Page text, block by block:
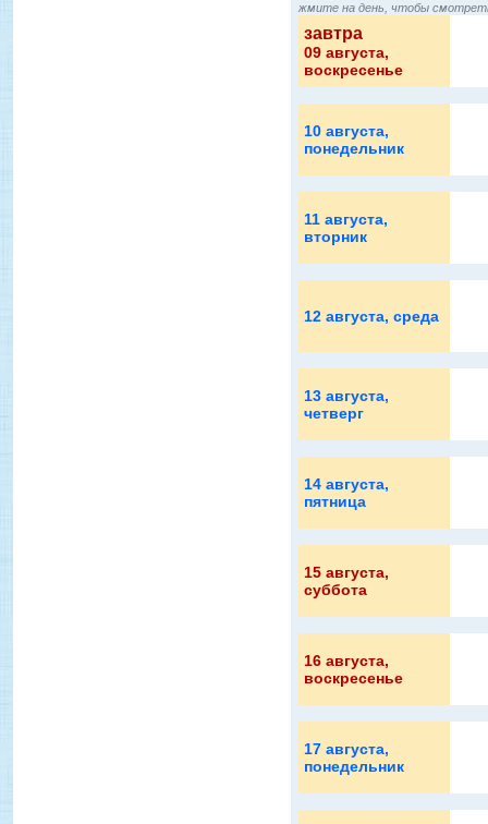
жмите на день, чтобы
завтра
09 августа,
воскресенье
10 августа,
понедельник
11 августа,
вторник
12 августа, среда
13 августа,
четверг
14 августа,
пятница
15 августа,
суббота
16 августа,
воскресенье
17 августа,
понедельник